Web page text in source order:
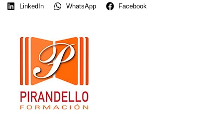
LinkedIn WhatsApp Facebook